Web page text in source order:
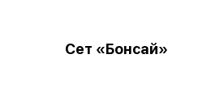
Сет «Бонсай»